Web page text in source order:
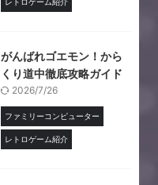
がんばれゴエモン！から
くり道中徹底攻略ガイド
2026/7/26
ファミリーコンピューター
レトロゲーム紹介